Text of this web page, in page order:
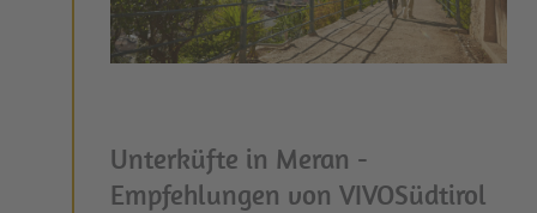
Unterküfte in Meran -
Empfehlungen von VIVOSüdtirol